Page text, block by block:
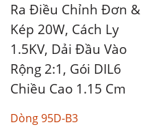
Ra Điều Chỉnh Đơn &
Kép 20W, Cách Ly
1.5KV, Dải Đầu Vào
Rộng 2:1, Gói DIL6
Chiều Cao 1.15 Cm
Dòng 95D-B3